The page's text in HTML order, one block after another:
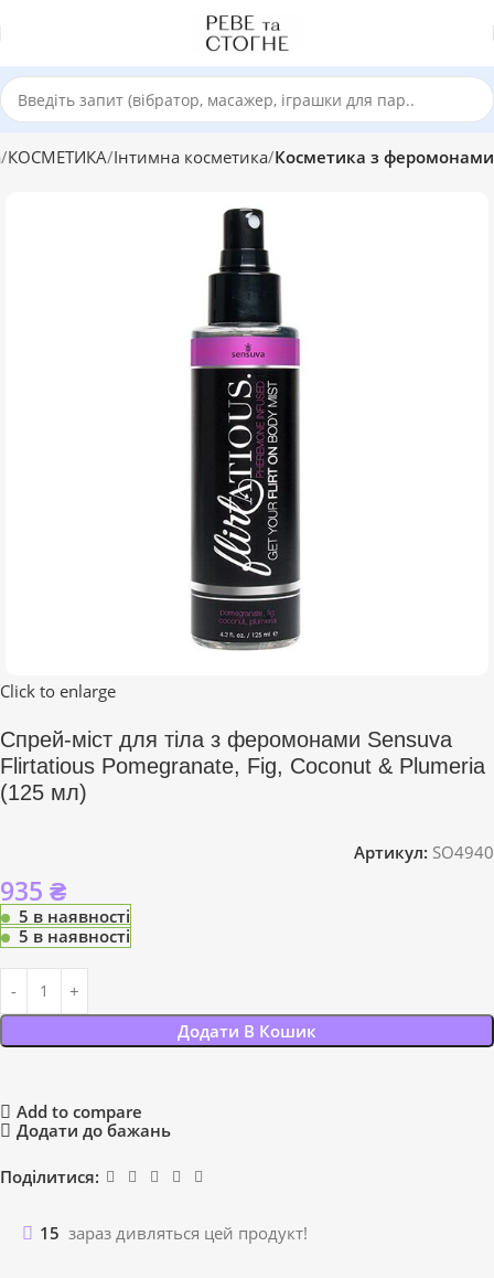
КОСМЕТИКА Інтимна косметика Косметика з феромонами
Click to enlarge
Спрей-міст для тіла з феромонами Sensuva
Flirtatious Pomegranate, Fig, Coconut & Plumeria
(125 мл)
Артикул: SO4940
935 ₴
5 в наявності
5 в наявності
Додати В Кошик
Add to compare
Додати до бажань
Поділитися:
15 зараз дивляться цей продукт!